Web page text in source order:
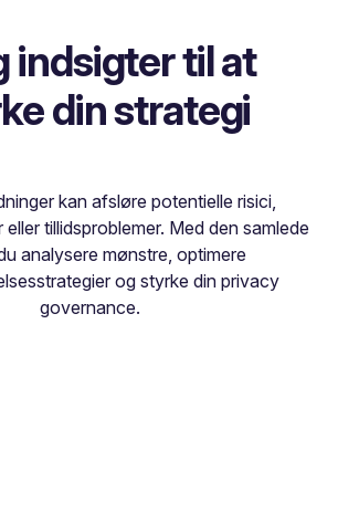
indsigter til at
din strategi
kan afsløre potentielle risici,
eller tillidsproblemer. Med den samlede
analysere mønstre, optimere
og styrke din privacy
governance.